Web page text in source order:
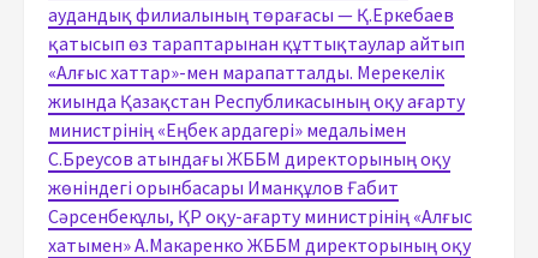
аудандық филиалының төрағасы — Қ.Еркебаев
қатысып өз тараптарынан құттықтаулар айтып
«Алғыс хаттар»-мен марапатталды. Мерекелік
жиында Қазақстан Республикасының оқу ағарту
министрінің «Еңбек ардагері» медальімен
С.Бреусов атындағы ЖББМ директорының оқу
жөніндегі орынбасары Иманқұлов Ғабит
Сәрсенбекұлы, ҚР оқу-ағарту министрінің «Алғыс
хатымен» А.Макаренко ЖББМ директорының оқу